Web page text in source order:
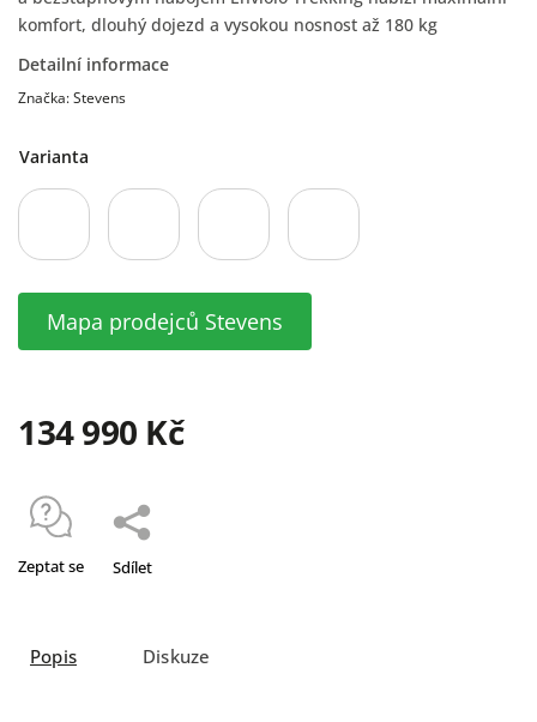
komfort, dlouhý dojezd a vysokou nosnost až 180 kg
Detailní informace
Značka:Stevens
Varianta
Mapa prodejců Stevens
134 990 Kč
Zeptat se Sdílet
Popis Diskuze